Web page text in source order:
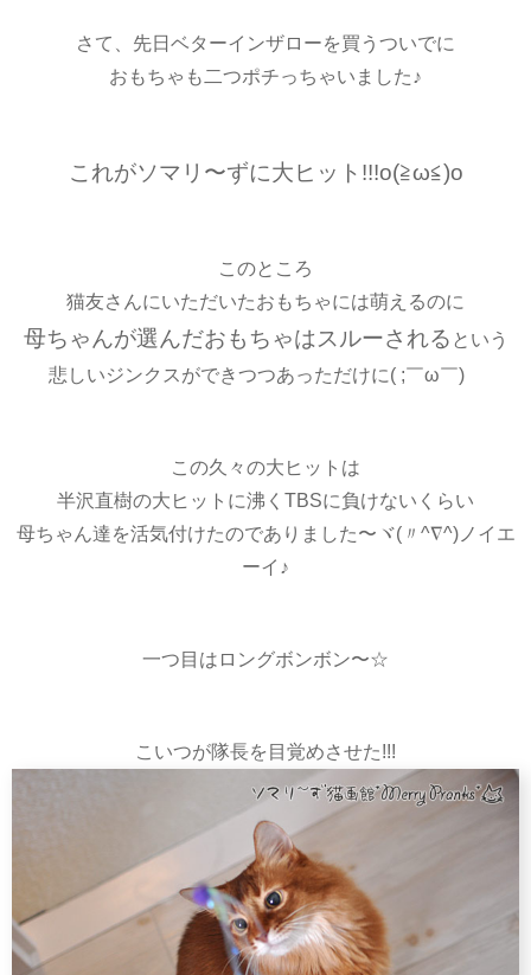
さて、先日ベターインザローを買うついでに
おもちゃも二つポチっちゃいました♪
これがソマリ〜ずに大ヒット!!!o(≧ω≦)o
このところ
猫友さんにいただいたおもちゃには萌えるのに
母ちゃんが選んだおもちゃはスルーされる という
悲しいジンクスができつつあっただけに( ;￣ω￣)ゞ
この久々の大ヒットは
半沢直樹の大ヒットに沸くTBSに負けないくらい
母ちゃん達を活気付けたのでありました〜ヾ(〃^∇^)ノイエ
ーイ♪
一つ目はロングボンボン〜☆
こいつが隊長を目覚めさせた!!!